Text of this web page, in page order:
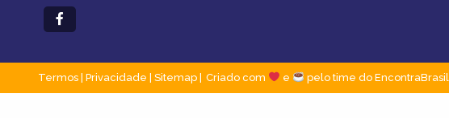
Termos Privacidade Sitemap Criado com e pelo time do EncontraBrasil